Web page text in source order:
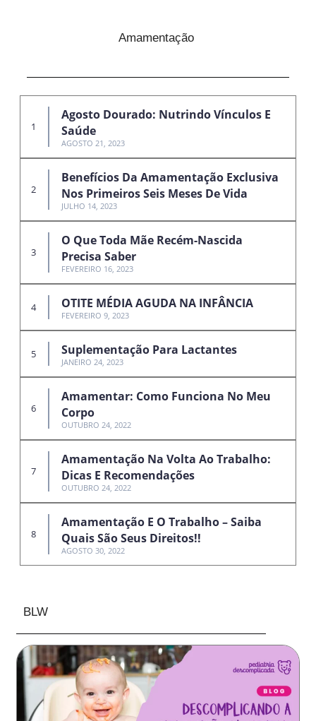
Amamentação
Agosto Dourado: Nutrindo Vínculos E
Saúde
AGOSTO 21, 2023
Benefícios Da Amamentação Exclusiva
Nos Primeiros Seis Meses De Vida
JULHO 14, 2023
O Que Toda Mãe Recém-Nascida
Precisa Saber
FEVEREIRO 16, 2023
OTITE MÉDIA AGUDA NA INFÂNCIA
FEVEREIRO 9, 2023
Suplementação Para Lactantes
JANEIRO 24, 2023
Amamentar: Como Funciona No Meu
Corpo
OUTUBRO 24, 2022
Amamentação Na Volta Ao Trabalho:
Dicas E Recomendações
OUTUBRO 24, 2022
Amamentação E O Trabalho – Saiba
Quais São Seus Direitos!!
AGOSTO 30, 2022
BLW